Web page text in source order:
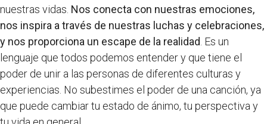
nuestras vidas. Nos conecta con nuestras emociones,
nos inspira a través de nuestras luchas y celebraciones,
y nos proporciona un escape de la realidad . Es un
lenguaje que todos podemos entender y que tiene el
poder de unir a las personas de diferentes culturas y
experiencias. No subestimes el poder de una canción, ya
que puede cambiar tu estado de ánimo, tu perspectiva y